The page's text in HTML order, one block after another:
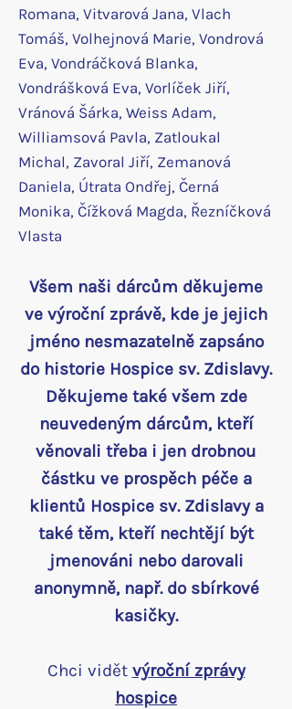
Romana, Vitvarová Jana, Vlach
Tomáš, Volhejnová Marie, Vondrová
Eva, Vondráčková Blanka,
Vondrášková Eva, Vorlíček Jiří,
Vránová Šárka, Weiss Adam,
Williamsová Pavla, Zatloukal
Michal, Zavoral Jiří, Zemanová
Daniela, Útrata Ondřej, Černá
Monika, Čížková Magda, Řezníčková
Vlasta
Všem naši dárcům děkujeme
ve výroční zprávě, kde je jejich
jméno nesmazatelně zapsáno
do historie Hospice sv. Zdislavy.
Děkujeme také všem zde
neuvedeným dárcům, kteří
věnovali třeba i jen drobnou
částku ve prospěch péče a
klientů Hospice sv. Zdislavy a
také těm, kteří nechtějí být
jmenováni nebo darovali
anonymně, např. do sbírkové
kasičky.
Chci vidět výroční zprávy
hospice